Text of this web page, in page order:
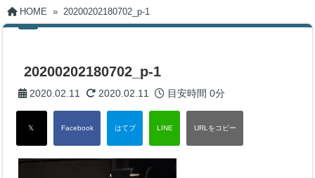
HOME » 20200202180702_p-1
20200202180702_p-1
2020.02.11 2020.02.11 目安時間0分